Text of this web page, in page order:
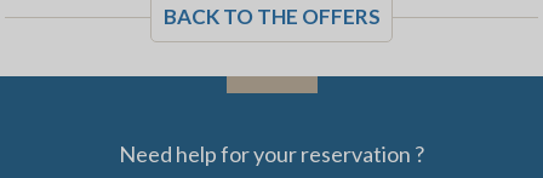
deux personnes supplémentaire, toujours plus d’économies !
Envie de vacances de Noël à la
Nous avons tout ce qu’il faut pour vous accueillir. Des offres
BACK TO THE OFFERS
Need help for your reservation ?